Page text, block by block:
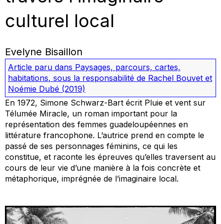
culturel local
Evelyne Bisaillon
Article paru dans Paysages, parcours, cartes,
habitations, sous la responsabilité de Rachel Bouvet et
Noémie Dubé (2019)
En 1972, Simone Schwarz-Bart écrit Pluie et vent sur
Télumée Miracle, un roman important pour la
représentation des femmes guadeloupéennes en
littérature francophone. L’autrice prend en compte le
passé de ses personnages féminins, ce qui les
constitue, et raconte les épreuves qu’elles traversent au
cours de leur vie d’une manière à la fois concrète et
métaphorique, imprégnée de l’imaginaire local.